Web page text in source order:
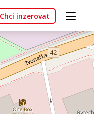
Chci inzerovat